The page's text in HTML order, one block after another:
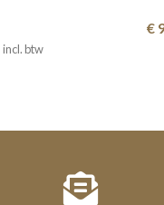
incl. btw
€